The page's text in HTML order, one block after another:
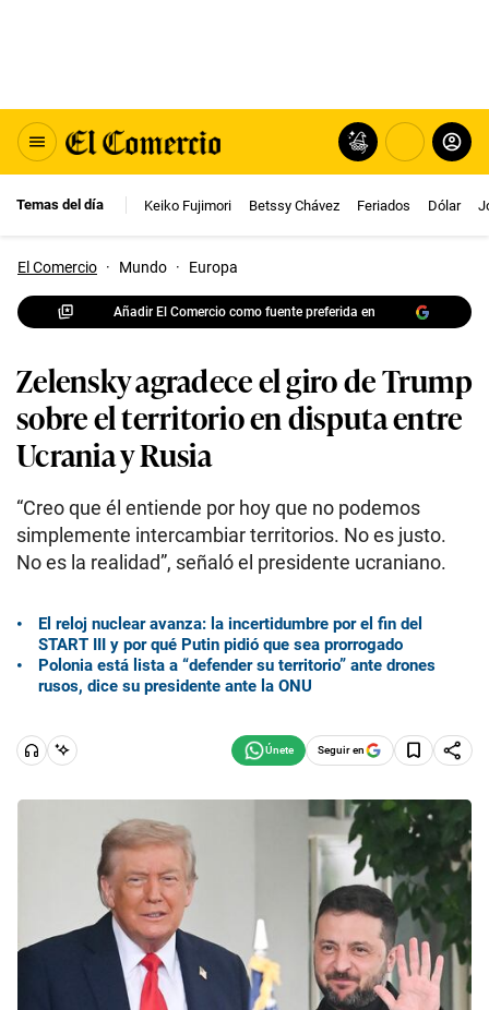
Temas del día Keiko Fujimori Betssy Chávez Feriados Dólar
El Comercio · Mundo · Europa
Añadir El Comercio como fuente preferida en
Zelensky agradece el giro de Trump
sobre el territorio en disputa entre
Ucrania y Rusia
“Creo que él entiende por hoy que no podemos
simplemente intercambiar territorios. No es justo.
No es la realidad”, señaló el presidente ucraniano.
El reloj nuclear avanza: la incertidumbre por el fin del
START III y por qué Putin pidió que sea prorrogado
Polonia está lista a “defender su territorio” ante drones
rusos, dice su presidente ante la ONU
Seguir en